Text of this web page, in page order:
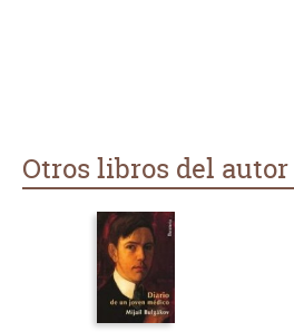
Otros libros del autor